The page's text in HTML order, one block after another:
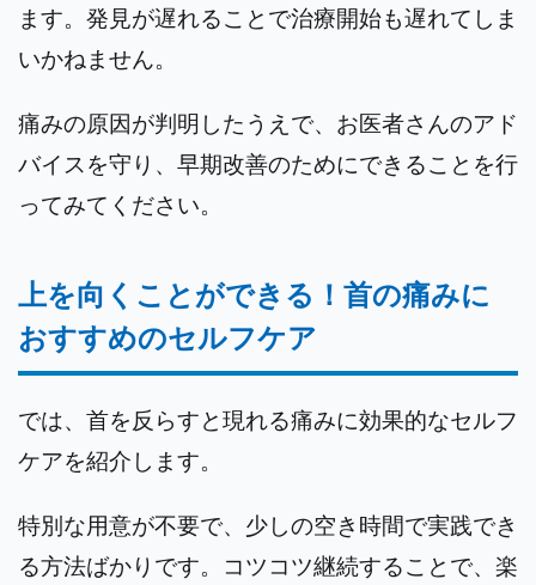
ます。発見が遅れることで治療開始も遅れてしま
いかねません。
痛みの原因が判明したうえで、お医者さんのアド
バイスを守り、早期改善のためにできることを行
ってみてください。
上を向くことができる！首の痛みに
おすすめのセルフケア
では、首を反らすと現れる痛みに効果的なセルフ
ケアを紹介します。
特別な用意が不要で、少しの空き時間で実践でき
る方法ばかりです。コツコツ継続することで、楽